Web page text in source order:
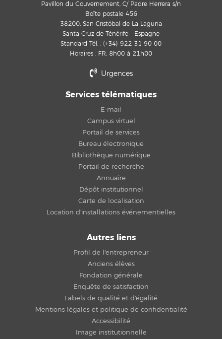
Pavillon du Gouvernement, C/ Padre Herrera s/n
Boîte postale 456
38200, San Cristóbal de La Laguna
Santa Cruz de Ténérife - Espagne
Standard Tél. : (+34) 922 31 90 00
Horaires : FR, 8h00 à 21h00
Urgences
Services télématiques
E-mail
Campus virtuel
Portail de services
Bureau électronique
Bibliothèque numérique
Portail de recherche
Annuaire
Dépôt institutionnel
Carte de localisation
Location d'installations événementielles
Autres liens
Profil de l'entrepreneur
Anciens élèves
Fondation générale
Enquête de satisfaction
Labels de qualité et d'égalité
Mentions légales et politique de confidentialité
Accessibilité
Image institutionnelle